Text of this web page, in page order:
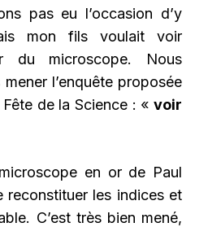
pas eu l’occasion d’y
mon fils voulait voir
du microscope. Nous
l’enquête proposée
de la Science : « voir
en or de Paul
reconstituer les indices et
C’est très bien mené,